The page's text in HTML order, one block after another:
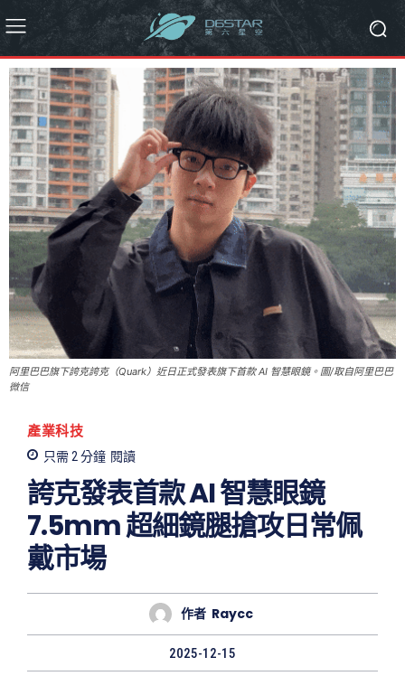
阿里巴巴旗下誇克誇克（Quark）近日正式發表旗下首款 AI 智慧眼鏡。圖/取自阿里巴巴
微信
產業科技
只需 2 分鐘 閱讀
誇克發表首款 AI 智慧眼鏡
7.5mm 超細鏡腿搶攻日常佩
戴市場
作者 Raycc
2025-12-15